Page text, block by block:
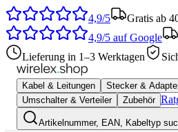
4,9/5 Gratis ab
4,9/5 auf Google
Lieferung in 1–3 Werktagen
Kabel & Leitungen Stecker &
Umschalter & Verteiler
Zubehör
Artikelnummer, EAN, Kabeltyp